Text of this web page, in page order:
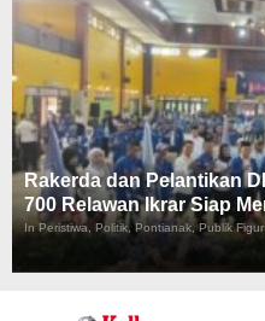
Rakerda dan Pelantikan
700 Relawan Ikrar Siap
In Peristiwa, Politik, Pontianak, Publik Figur